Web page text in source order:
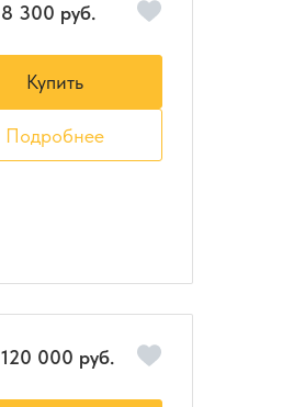
8 300 руб.
Купить
Подробнее
120 000 руб.